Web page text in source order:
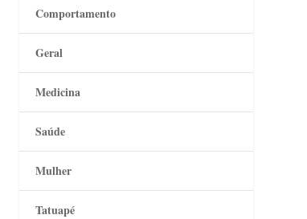
Comportamento
Geral
Medicina
Saúde
Mulher
Tatuapé